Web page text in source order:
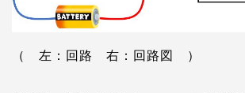
（ 左：回路 右：回路図 ）